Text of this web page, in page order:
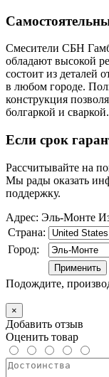
Смесители СБН
обладают высокой
состоит из деталей
в любом городе.
конструкция
болгаркой и сваркой.
Если срок
Рассчитывайте на
Мы рады оказать
поддержку.
Адрес: Эль-Монте
Страна:
Город:
Подождите,
×
Добавить отзыв
Оценить товар